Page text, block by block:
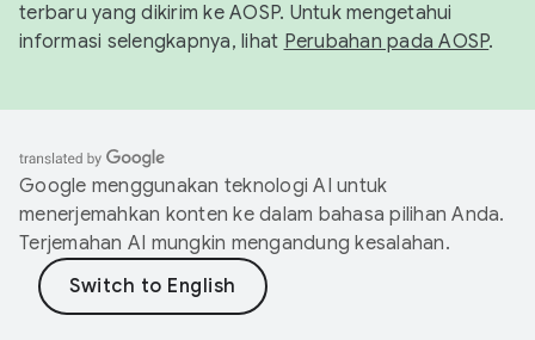
terbaru yang dikirim ke AOSP. Untuk mengetahui
informasi selengkapnya, lihat Perubahan pada AOSP.
Google menggunakan teknologi AI untuk
menerjemahkan konten ke dalam bahasa pilihan Anda.
Terjemahan AI mungkin mengandung kesalahan.